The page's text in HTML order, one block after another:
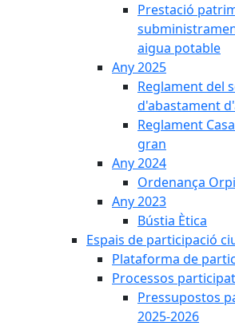
Prestació
aigua potable
Any 2025
Reglament del
d'abastament
Reglament
gran
Any 2024
Ordenança
Any 2023
Bústia Ètica
Espais de participació
Plataforma de
Processos
Pressupostos
2025-2026